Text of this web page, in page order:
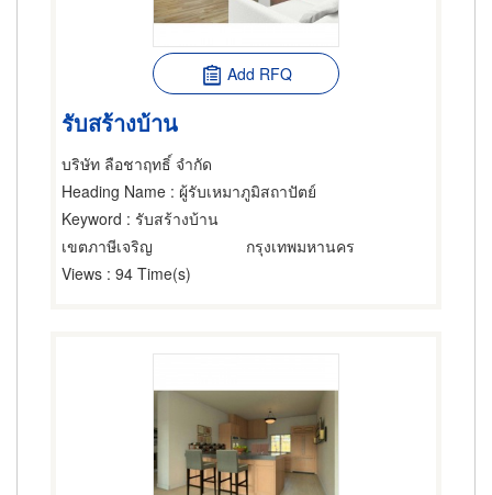
Add RFQ
รับสร้างบ้าน
บริษัท ลือชาฤทธิ์ จำกัด
Heading Name : ผู้รับเหมาภูมิสถาปัตย์
Keyword : รับสร้างบ้าน
เขตภาษีเจริญ
กรุงเทพมหานคร
Views : 94 Time(s)